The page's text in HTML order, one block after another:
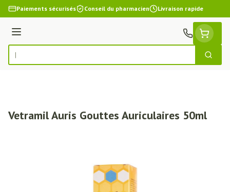
Aller au contenu
Paiements sécurisés Conseil du pharmacien Livraison rapide
Menu
Rechercher
Vetramil Auris Gouttes Auriculaires 50ml